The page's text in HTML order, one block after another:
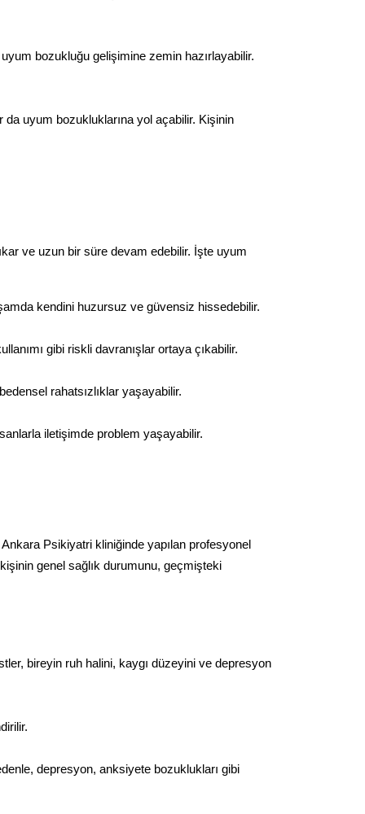
bozukluğu gelişimine zemin hazırlayabilir.
uyum bozukluklarına yol açabilir. Kişinin
ve uzun bir süre devam edebilir. İşte uyum
kendini huzursuz ve güvensiz hissedebilir.
gibi riskli davranışlar ortaya çıkabilir.
rahatsızlıklar yaşayabilir.
iletişimde problem yaşayabilir.
Psikiyatri kliniğinde yapılan profesyonel
genel sağlık durumunu, geçmişteki
bireyin ruh halini, kaygı düzeyini ve depresyon
depresyon, anksiyete bozuklukları gibi